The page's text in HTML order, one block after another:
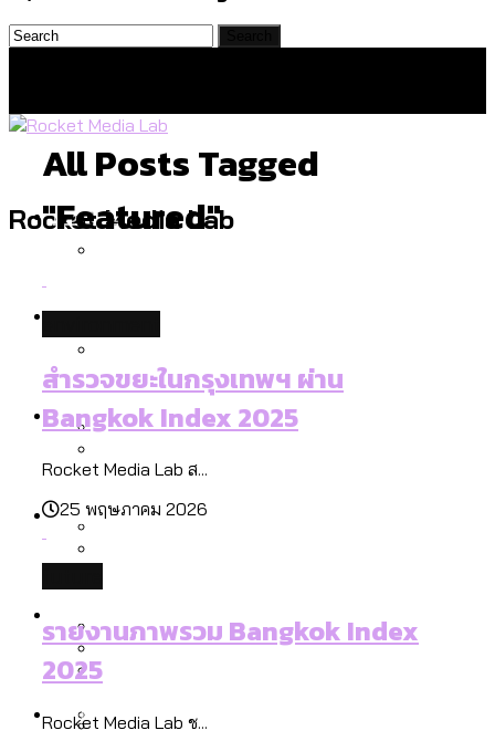
Rocket Media Lab
Politics
สำรวจร่างงบปี 70 ของ กทม. สำนักการ
จราจรฯ เพิ่ม 150% มีเพียง 5 เขตที่งบเพิ่ม
โดยเขตจตุจักรสูงสุด
เมื่อแยกท่องเที่ยวออกจากกีฬา กระทรวง
ใหม่จะมีงบฯ ประมาณเท่าไร
สมุดจดการบ้าน ส.ก. 2569 : แต่ละเขตมี
ปัญหาอะไรที่ ส.ก. ต้องทำการบ้าน
Environment
สำรวจเหตุไฟไหม้ในกรุงเทพฯ ส่วนใหญ่มา
จากไฟฟ้าลัดวงจร เขตจตุจักรเกิดไฟฟ้า
ลัดวงจรมากที่สุด
ขึ้นและเข้าถึงได้มากน้อยแค่ไหน
ขยะมูลฝอย 2568 [ข้อมูลดิบ]
Culture
โลกใบเดียว สิทธิไม่เท่ากัน: กฎหมายการ
ประเทศไหนทำได้บ้าง?
สำรวจ Hate Speech ที่ถูกผลิตซ้ำผ่าน
วิดีโอ AI ในช่วงความขัดแย้งไทย-กัมพูชา
Economy
งบคาบเกี่ยวในยุคชัชชาติ มีอะไร ใช้งบแค่
ไหน
Database
All Posts Tagged
"featured"
สำรวจขยะในกรุงเทพฯ ผ่าน
Bangkok Index 2025
Rocket Media Lab ส...
25 พฤษภาคม 2026
รายงานภาพรวม Bangkok Index
2025
Rocket Media Lab ช...